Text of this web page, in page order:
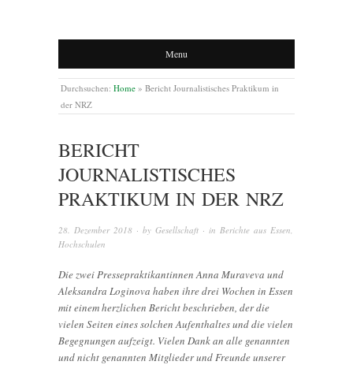
Menu
Durchsuchen: Home » Bericht Journalistisches Praktikum in
der NRZ
BERICHT
JOURNALISTISCHES
PRAKTIKUM IN DER NRZ
28. Dezember 2018 · by Gesellschaft · in Berichte aus Essen,
Hochschulen
Die zwei Pressepraktikantinnen Anna Muraveva und
Aleksandra Loginova haben ihre drei Wochen in Essen
mit einem herzlichen Bericht beschrieben, der die
vielen Seiten eines solchen Aufenthaltes und die vielen
Begegnungen aufzeigt. Vielen Dank an alle genannten
und nicht genannten Mitglieder und Freunde unserer